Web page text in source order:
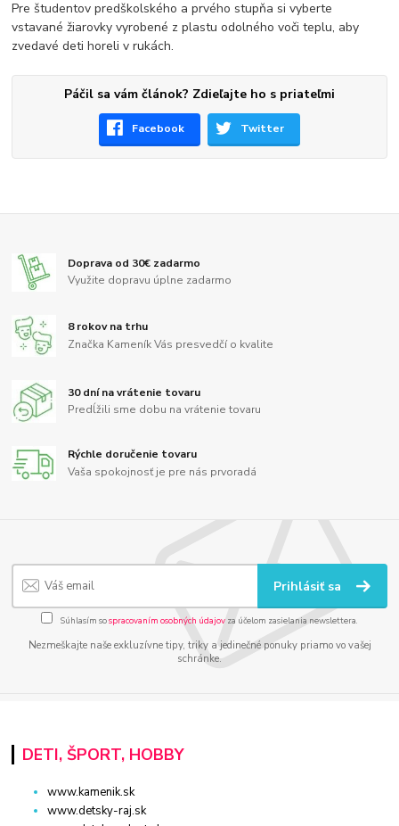
Pre študentov predškolského a prvého stupňa si vyberte
vstavané žiarovky vyrobené z plastu odolného voči teplu, aby
zvedavé deti horeli v rukách.
Páčil sa vám článok? Zdieľajte ho s priateľmi
Facebook Twitter
Doprava od 30€ zadarmo
Využite dopravu úplne zadarmo
8 rokov na trhu
Značka Kameník Vás presvedčí o kvalite
30 dní na vrátenie tovaru
Predĺžili sme dobu na vrátenie tovaru
Rýchle doručenie tovaru
Vaša spokojnosť je pre nás prvoradá
Prihlásiť sa
Súhlasím sospracovaním osobných údajov za účelom zasielania newslettera.
Nezmeškajte naše exkluzívne tipy, triky a jedinečné ponuky priamo vo vašej
schránke.
DETI, ŠPORT, HOBBY
www.kamenik.sk
www.detsky-raj.sk